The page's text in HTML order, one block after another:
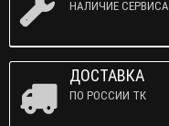
НАЛИЧИЕ СЕРВИСА
ДОСТАВКА
ПО РОССИИ ТК